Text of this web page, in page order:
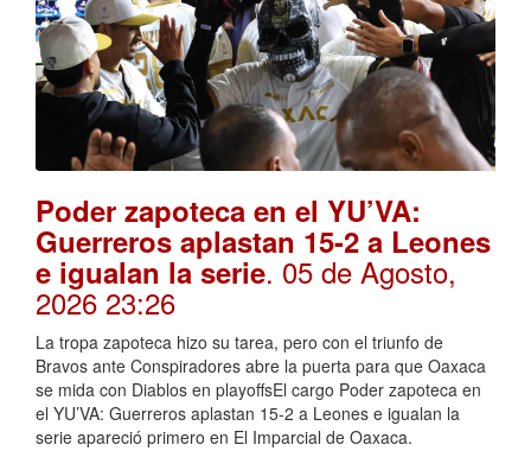
Poder zapoteca en el YU’VA:
Guerreros aplastan 15-2 a Leones
e igualan la serie. 05 de Agosto,
2026 23:26
La tropa zapoteca hizo su tarea, pero con el triunfo de
Bravos ante Conspiradores abre la puerta para que Oaxaca
se mida con Diablos en playoffsEl cargo Poder zapoteca en
el YU’VA: Guerreros aplastan 15-2 a Leones e igualan la
serie apareció primero en El Imparcial de Oaxaca.